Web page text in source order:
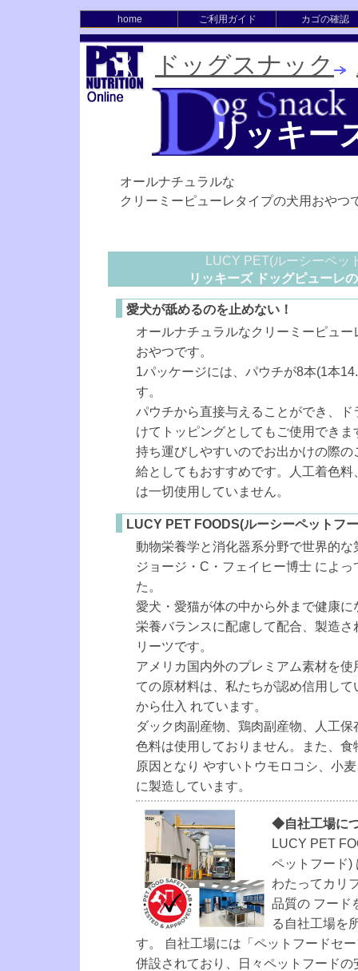
home ご利用ガイド カゴの確認
ドッグスナック
リッキー
オールナチュラルな
クリーミーピューレタイプの犬用おやつ
LUCY PET(ルーシーペッ
リッキーズ ドッグピューレ
愛犬が舐めるのを止めない！
オールナチュラルなクリーミーピュー
おやつです。
1パッケージには、パウチが8本(1本
す。
パウチから直接与えることができ、ド
けてトッピングとしてもご使用できま
持ち運びしやすいのでお出かけの際の
給としてもおすすめです。人工着色料
は一切使用していません。
LUCY PET FOODS(ルーシーペットフ
動物栄養学と消化器系分野で世界的な
ジョージ・C・フェイヒー博士 によっ
た。
愛犬・愛猫が体の中から外まで健康に
栄養バランスに配慮して配合、製造さ
リーツです。
アメリカ国内外のプレミアム素材を使
ての原材料は、私たちが認め信用して
から仕入 れています。
ダック肉副産物、鶏肉副産物、人工保
色料は使用しておりません。また、食
原因となり やすいトウモロコシ、小
に製造しています。
◆自社工場に
LUCY PET
ペットフード)
わたってカリ
品質の フード
る自社工場を
す。 自社工場には「ペットフードセ
併設されており、日々ペットフードの